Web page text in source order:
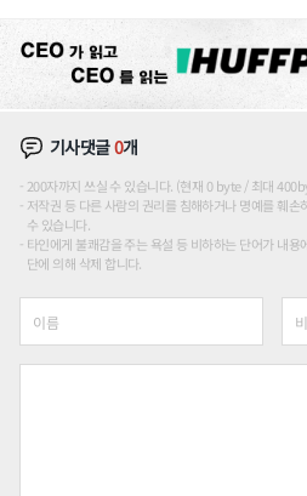
기사댓글0개
200자까지 쓰실 수 있습니다. (현재 0 byte / 최대
저작권 등 다른 사람의 권리를 침해하거나 명예를 훼
수 있습니다.
타인에게 불쾌감을 주는 욕설 등 비하하는 단어가 내
단에 의해 삭제 합니다.